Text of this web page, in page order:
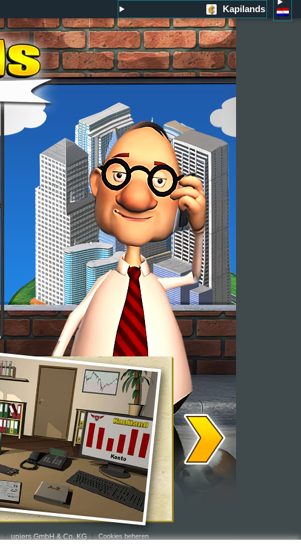
Kapilands
upjers GmbH & Co. KG Cookies beheren